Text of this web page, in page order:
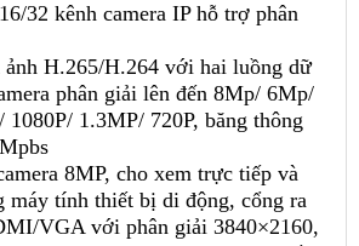
32 kênh camera IP hỗ trợ phân
ảnh H.265/H.264 với hai luồng dữ
phân giải lên đến 8Mp/ 6Mp/
1.3MP/ 720P, băng thông
8MP, cho xem trực tiếp và
máy tính thiết bị di động, cổng ra
VGA với phân giải 3840×2160,